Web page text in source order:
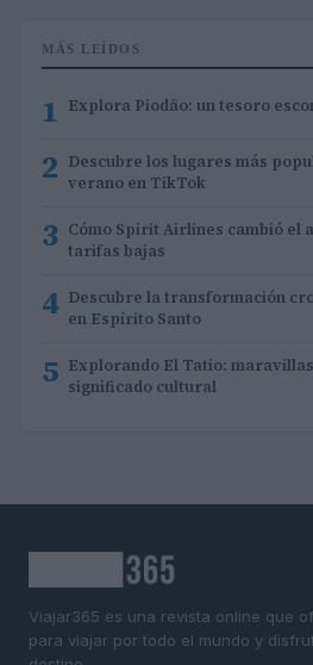
MÁS LEÍDOS
1 Explora Piodão: un tesoro
2 Descubre los lugares más
verano en TikTok
3 Cómo Spirit Airlines cambió el
tarifas bajas
4 Descubre la transformación
en Espírito Santo
5 Explorando El Tatio:
significado cultural
Viajar365 es una revista online que
para viajar por todo el mundo y